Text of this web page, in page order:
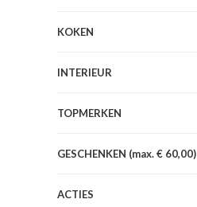
KOKEN
INTERIEUR
TOPMERKEN
GESCHENKEN (max. € 60,00)
ACTIES